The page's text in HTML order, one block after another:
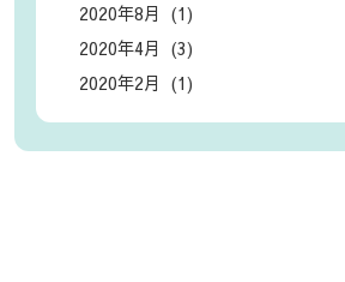
2020年8月 (1)
2020年4月 (3)
2020年2月 (1)